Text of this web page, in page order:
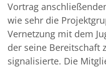
Vortrag
wie sehr die
Vernetzung mit dem
der seine Bereitschaft
signalisierte. Die